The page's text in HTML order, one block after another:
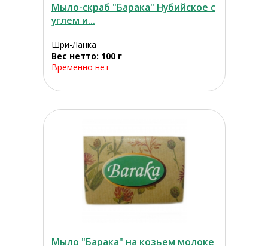
Мыло-скраб "Барака" Нубийское с
углем и...
Шри-Ланка
Вес нетто: 100 г
Временно нет
Мыло "Барака" на козьем молоке